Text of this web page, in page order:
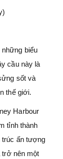
những biểu
cầu này là
sốt và
thế giới.
Harbour
tỉnh thành
trúc ấn tượng
trở nên một